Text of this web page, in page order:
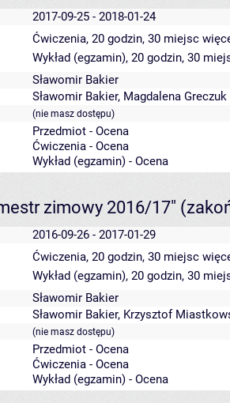
2017-09-25 - 2018-01-24
Ćwiczenia, 20 godzin, 30 miejsc
Wykład (egzamin), 20 godzin, 30
Sławomir Bakier
Sławomir Bakier, Magdalena Greczuk
(nie masz dostępu)
Przedmiot - Ocena
Ćwiczenia - Ocena
Wykład (egzamin) - Ocena
zimowy 2016/17"
2016-09-26 - 2017-01-29
Ćwiczenia, 20 godzin, 30 miejsc
Wykład (egzamin), 20 godzin, 30
Sławomir Bakier
Sławomir Bakier, Krzysztof
(nie masz dostępu)
Przedmiot - Ocena
Ćwiczenia - Ocena
Wykład (egzamin) - Ocena